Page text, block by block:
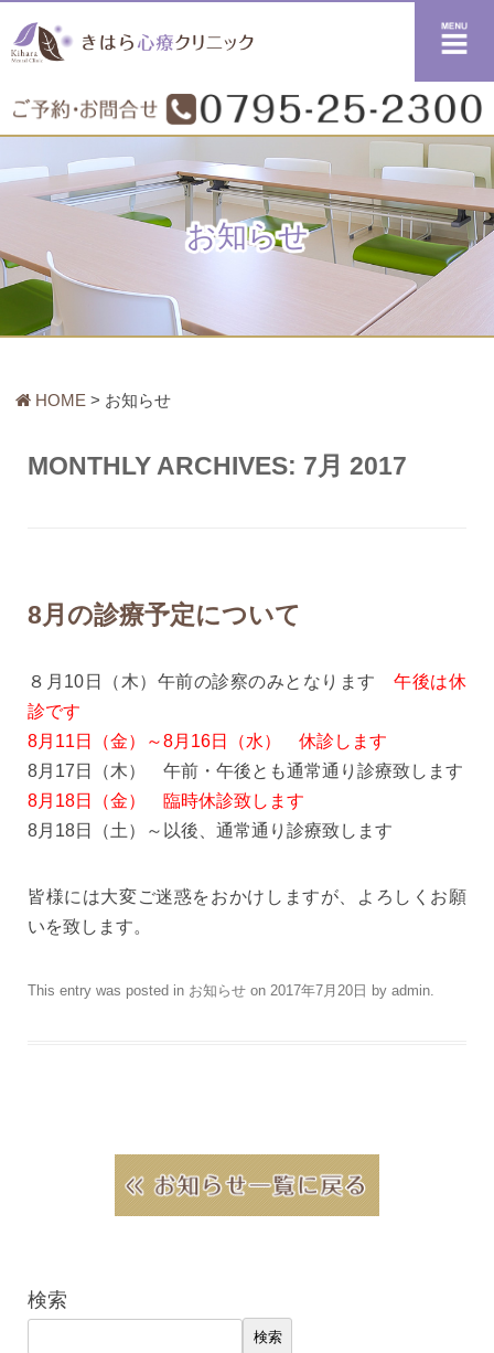
お知らせ
HOME お知らせ
MONTHLY ARCHIVES: 7月 2017
8月の診療予定について
８月10日（木）午前の診察のみとなります午後は休
診です
8月11日（金）～8月16日（水） 休診します
8月17日（木） 午前・午後とも通常通り診療致します
8月18日（金） 臨時休診致します
8月18日（土）～以後、通常通り診療致します
皆様には大変ご迷惑をおかけしますが、よろしくお願
いを致します。
This entry was posted in お知らせ on 2017年7月20日 by admin.
検索
検索